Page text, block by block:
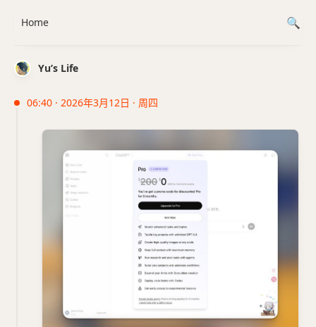
Yu’s Life
06:40 · 2026年3月12日 · 周四
Home